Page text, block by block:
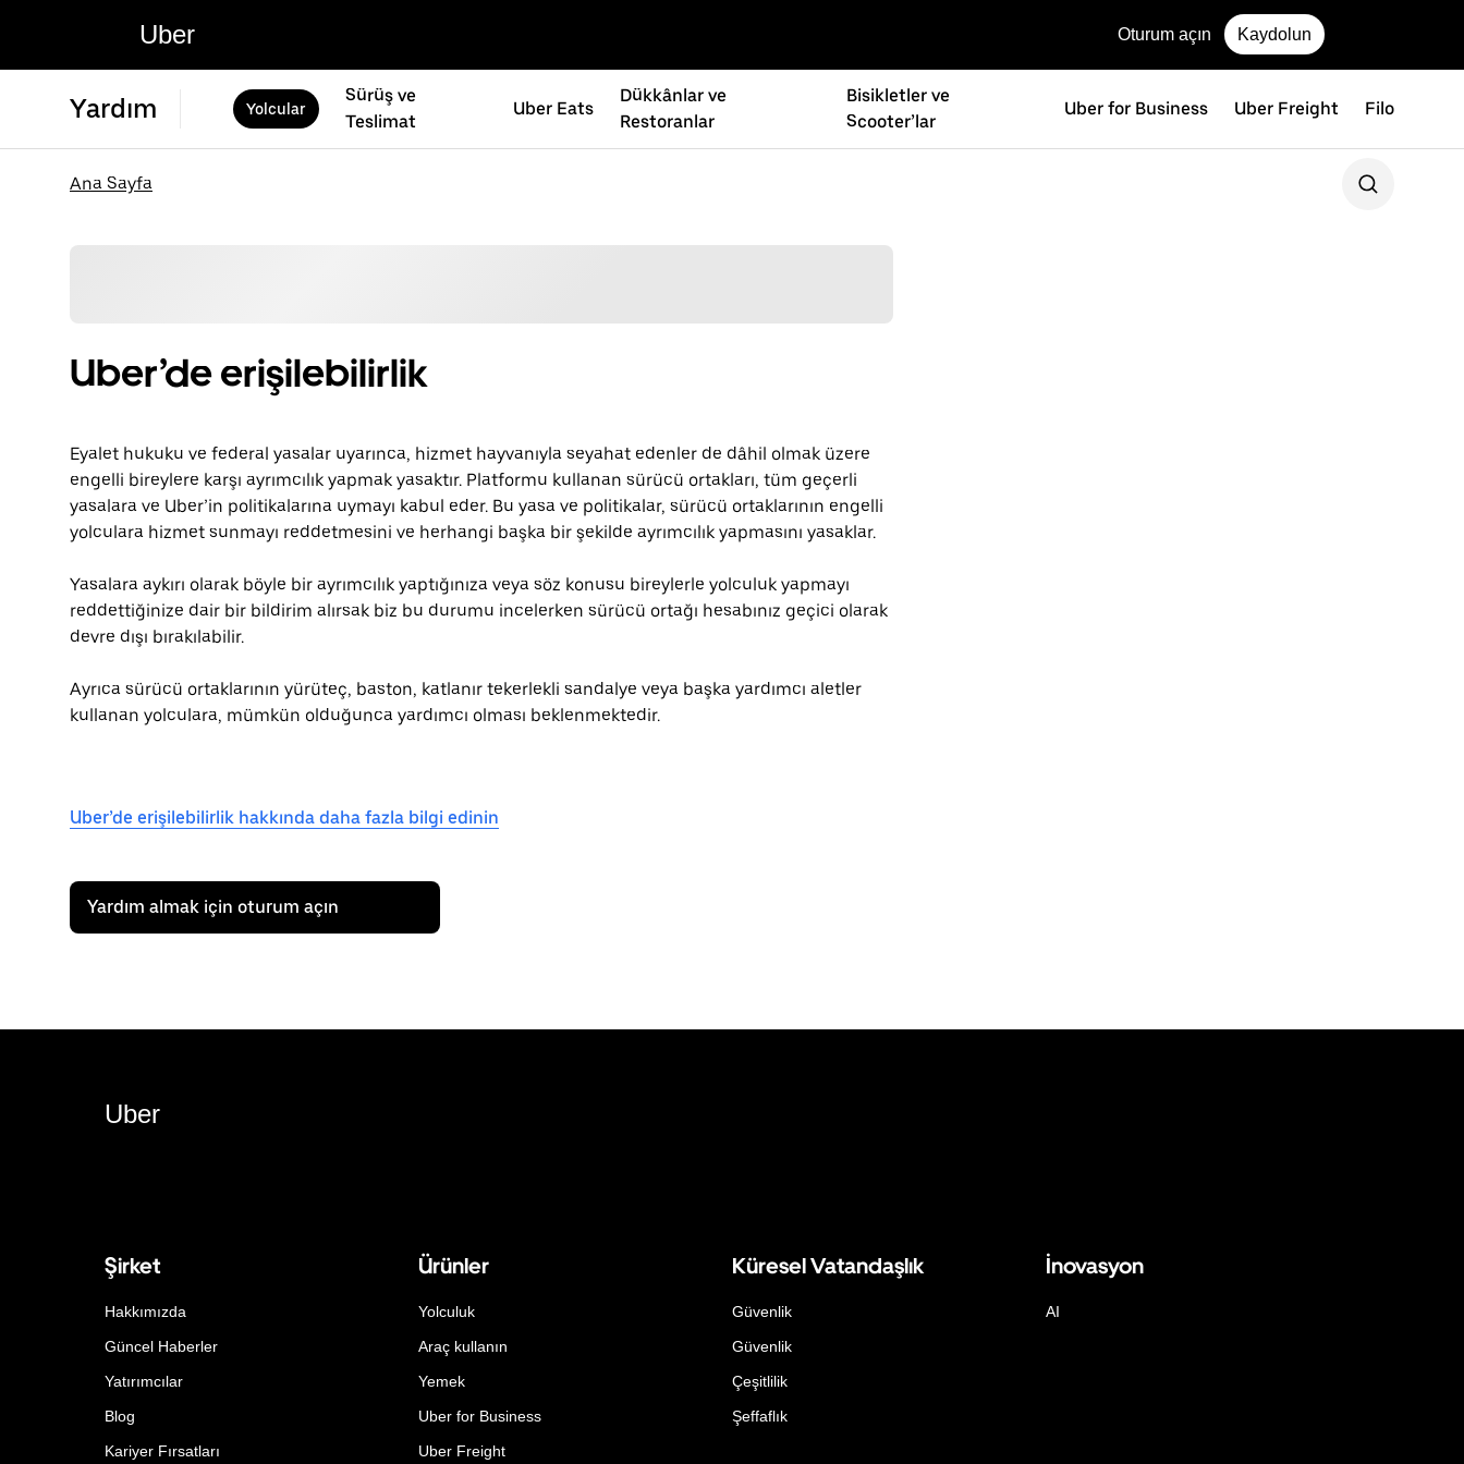
Uber Oturum açın Kaydolun
Yardım Yolcular
Sürüş ve
Teslimat
Uber Eats
Dükkânlar ve
Restoranlar
Bisikletler ve
Scooter’lar
Uber for Business Uber Freight Filo
Ana Sayfa
Uber’de erişilebilirlik
Eyalet hukuku ve federal yasalar uyarınca, hizmet hayvanıyla seyahat edenler de dâhil olmak üzere
engelli bireylere karşı ayrımcılık yapmak yasaktır. Platformu kullanan sürücü ortakları, tüm geçerli
yasalara ve Uber’in politikalarına uymayı kabul eder. Bu yasa ve politikalar, sürücü ortaklarının engelli
yolculara hizmet sunmayı reddetmesini ve herhangi başka bir şekilde ayrımcılık yapmasını yasaklar.
Yasalara aykırı olarak böyle bir ayrımcılık yaptığınıza veya söz konusu bireylerle yolculuk yapmayı
reddettiğinize dair bir bildirim alırsak biz bu durumu incelerken sürücü ortağı hesabınız geçici olarak
devre dışı bırakılabilir.
Ayrıca sürücü ortaklarının yürüteç, baston, katlanır tekerlekli sandalye veya başka yardımcı aletler
kullanan yolculara, mümkün olduğunca yardımcı olması beklenmektedir.
Uber’de erişilebilirlik hakkında daha fazla bilgi edinin
Yardım almak için oturum açın
Uber
Şirket
Hakkımızda
Güncel Haberler
Yatırımcılar
Blog
Kariyer Fırsatları
Ürünler
Yolculuk
Araç kullanın
Yemek
Uber for Business
Uber Freight
Küresel Vatandaşlık
Güvenlik
Güvenlik
Çeşitlilik
Şeffaflık
İnovasyon
AI